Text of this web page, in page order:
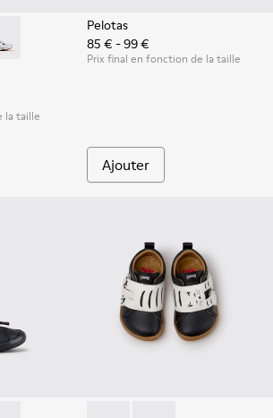
- Ballerines en cuir noir pour enfants.
004 - Ballerines jaunes en cuir
- K800702-002 - Ballerines en cuir gris
la taille
Pelotas
85 € - 99 €
Prix final en fonction de la taille
Ajouter